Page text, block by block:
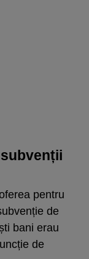
pentru
de
bani erau
de